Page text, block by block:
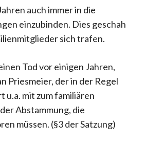
auch immer in die
einzubinden. Dies geschah
sich trafen.
Tod vor einigen Jahren,
Priesmeier, der in der Regel
u.a. mit zum familiären
Abstammung, die
müssen. (§3 der Satzung)